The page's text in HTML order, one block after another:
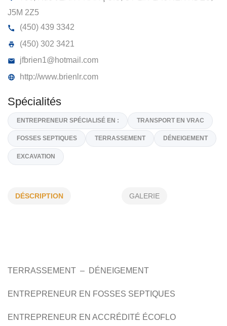
LR BRIEN & FILS LTÉE
756, Rue JEAN FRANÇOIS, ST-LIN-
(450) 302 3421
jfbrien1@hotmail.com
http://www.brienlr.com
Spécialités
DÉSCRIPTION GALERIE
TERRASSEMENT – DÉNEIGEMENT
ENTREPRENEUR EN FOSSES SEPTIQUES
ENTREPRENEUR EN ACCRÉDITÉ ÉCOFLO